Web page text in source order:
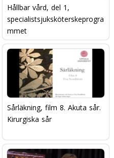
Hållbar vård, del 1,
specialistsjuksköterskeprogra
mmet
Sårläkning, film 8. Akuta sår.
Kirurgiska sår